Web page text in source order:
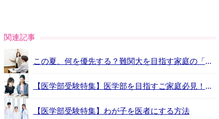
関連記事
この夏、何を優先する？難関大を目指す家庭の「学習計画」と「塾選び」
【医学部受験特集】医学部を目指すご家庭必見！予備校ガイド
【医学部受験特集】わが子を医者にする方法